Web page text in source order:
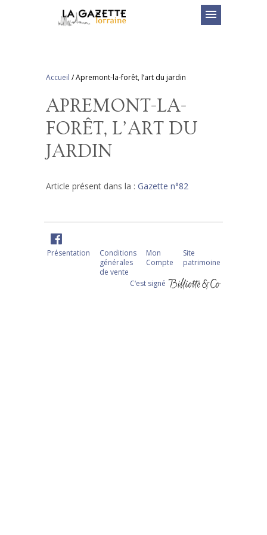
menu
Accueil /Apremont-la-forêt, l’art du jardin
APREMONT-LA-
FORÊT, L’ART DU
JARDIN
Article présent dans la : Gazette n°82
Présentation
Conditions
générales
de vente
Mon
Compte
Site
patrimoine
C‘est signé